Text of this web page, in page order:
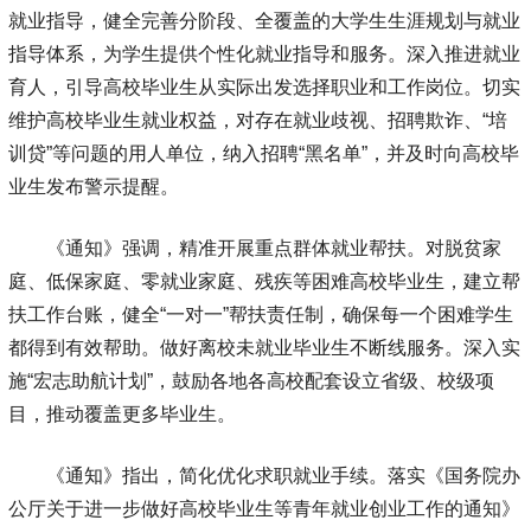
就业指导，健全完善分阶段、全覆盖的大学生生涯规划与就业
指导体系，为学生提供个性化就业指导和服务。深入推进就业
育人，引导高校毕业生从实际出发选择职业和工作岗位。切实
维护高校毕业生就业权益，对存在就业歧视、招聘欺诈、“培
训贷”等问题的用人单位，纳入招聘“黑名单”，并及时向高校毕
业生发布警示提醒。
《通知》强调，精准开展重点群体就业帮扶。对脱贫家
庭、低保家庭、零就业家庭、残疾等困难高校毕业生，建立帮
扶工作台账，健全“一对一”帮扶责任制，确保每一个困难学生
都得到有效帮助。做好离校未就业毕业生不断线服务。深入实
施“宏志助航计划”，鼓励各地各高校配套设立省级、校级项
目，推动覆盖更多毕业生。
《通知》指出，简化优化求职就业手续。落实《国务院办
公厅关于进一步做好高校毕业生等青年就业创业工作的通知》